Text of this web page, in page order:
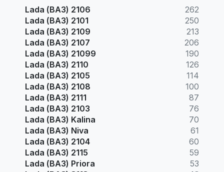
Lada (ВАЗ) 2106
262
Lada (ВАЗ) 2101
250
Lada (ВАЗ) 2109
213
Lada (ВАЗ) 2107
206
Lada (ВАЗ) 21099
190
Lada (ВАЗ) 2110
126
Lada (ВАЗ) 2105
114
Lada (ВАЗ) 2108
100
Lada (ВАЗ) 2111
87
Lada (ВАЗ) 2103
76
Lada (ВАЗ) Kalina
70
Lada (ВАЗ) Niva
61
Lada (ВАЗ) 2104
60
Lada (ВАЗ) 2115
59
Lada (ВАЗ) Priora
53